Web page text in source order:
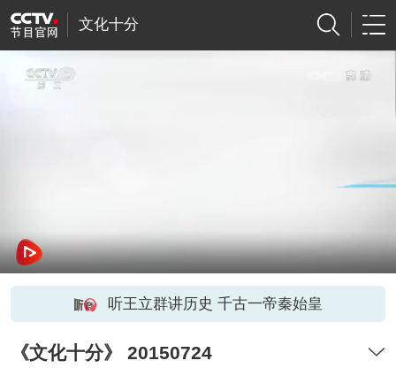
文化十分
听王立群讲历史 千古一帝秦始皇
《文化十分》 20150724